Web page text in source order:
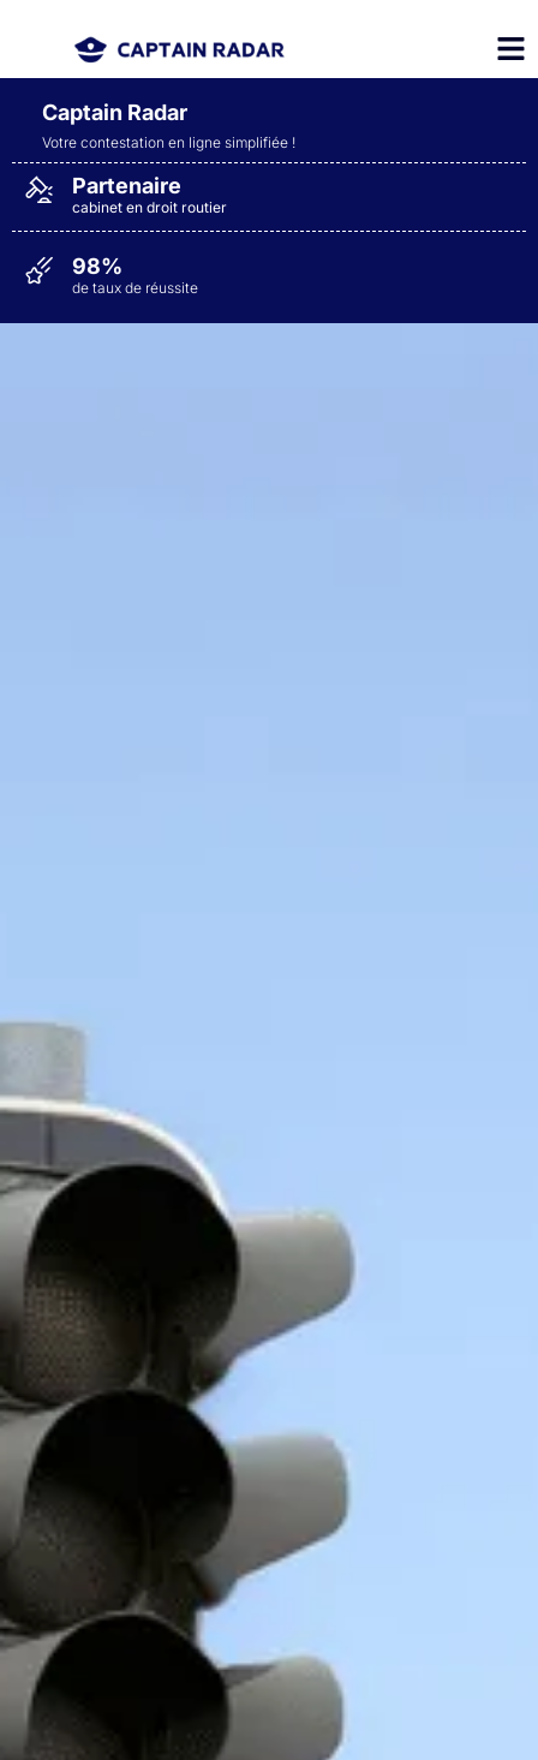
Captain Radar
Votre contestation en ligne simplifiée !
98%
de taux de réussite
Partenaire
cabinet en droit routier